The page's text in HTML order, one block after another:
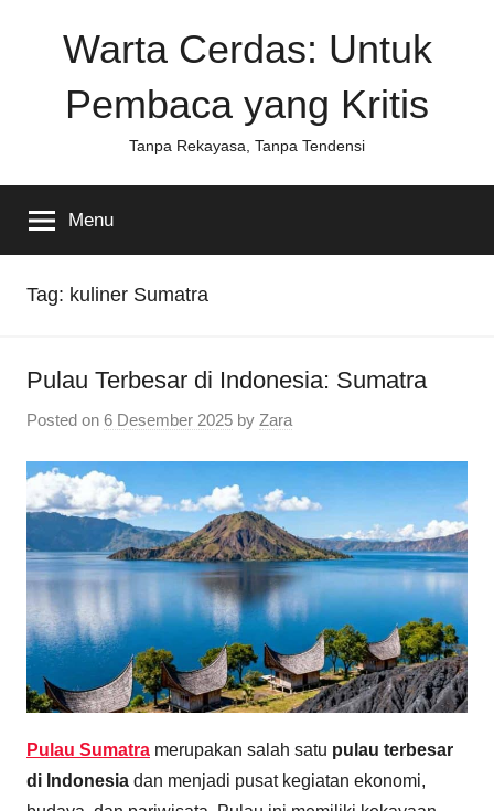
Warta Cerdas: Untuk
Pembaca yang Kritis
Tanpa Rekayasa, Tanpa Tendensi
Menu
Tag: kuliner Sumatra
Pulau Terbesar di Indonesia: Sumatra
Posted on 6 Desember 2025 by Zara
Pulau Sumatra merupakan salah satu pulau terbesar
di Indonesia dan menjadi pusat kegiatan ekonomi,